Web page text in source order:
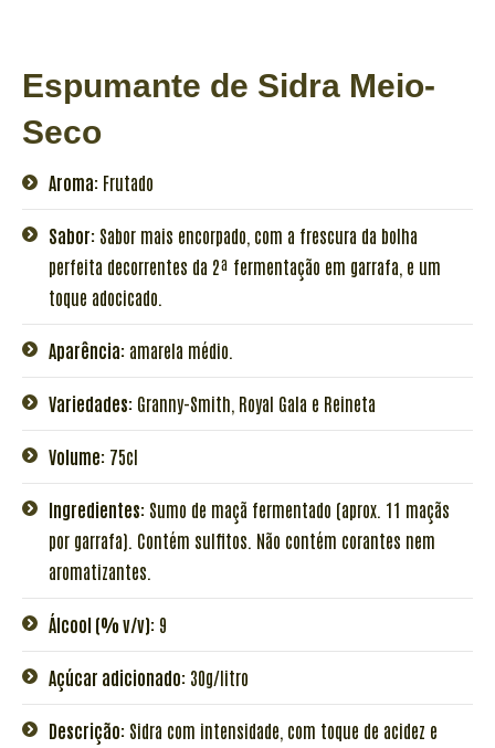
Espumante de Sidra Meio-
Seco
Aroma: Frutado
Sabor: Sabor mais encorpado, com a frescura da bolha
perfeita decorrentes da 2ª fermentação em garrafa, e um
toque adocicado.
Aparência: amarela médio.
Variedades: Granny-Smith, Royal Gala e Reineta
Volume: 75cl
Ingredientes: Sumo de maçã fermentado (aprox. 11 maçãs
por garrafa). Contém sulfitos. Não contém corantes nem
aromatizantes.
Álcool (% v/v): 9
Açúcar adicionado: 30g/litro
Descrição: Sidra com intensidade, com toque de acidez e